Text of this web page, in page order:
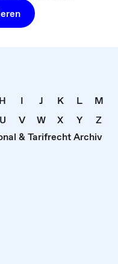
H I J K L
M
U V W X Y
Z
& Tarifrecht Archiv